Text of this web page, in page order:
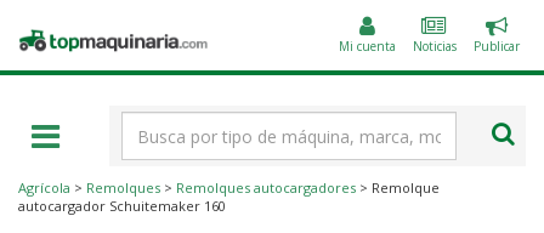
Topmaquinaria.com Mi cuenta Noticias
un
Publicar
Agrícola > Remolques > Remolques autocargadores > Remolque
autocargador Schuitemaker 160